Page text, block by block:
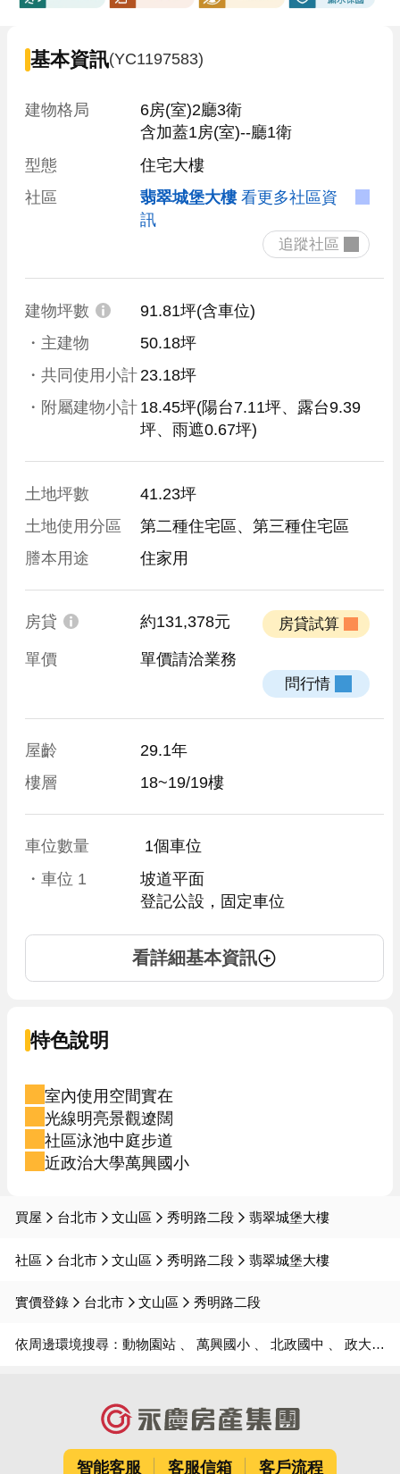
基本資訊(YC1197583)
建物格局
6房(室)2廳3衛
含加蓋1房(室)--廳1衛
型態
住宅大樓
社區
翡翠城堡大樓 看更多社區資
訊
建物坪數 91.81坪(含車位)
・主建物
50.18坪
・共同使用小計 23.18坪
・附屬建物小計 18.45坪(陽台7.11坪、露台9.39
坪、雨遮0.67坪)
土地坪數
41.23坪
土地使用分區
第二種住宅區、第三種住宅區
謄本用途
住家用
房貸 約131,378元
單價 單價請洽業務
屋齡
29.1年
樓層
18~19/19樓
車位數量
1個車位
・車位 1
坡道平面
登記公設，固定車位
看詳細基本資訊
特色說明
室內使用空間實在
光線明亮景觀遼闊
社區泳池中庭步道
近政治大學萬興國小
買屋 台北市 文山區 秀明路二段 翡翠城堡大樓
社區 台北市 文山區 秀明路二段 翡翠城堡大樓
實價登錄 台北市 文山區 秀明路二段
依周邊環境搜尋： 動物園站 萬興國小 北政國中 政大附中
智能客服 客服信箱 客戶流程